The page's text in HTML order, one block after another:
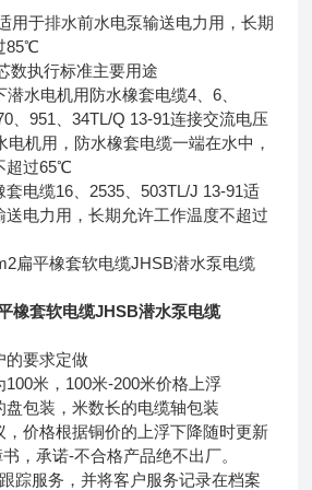
用于排水前水电泵输送电力用，长期
85℃
数执行标准主要用途
水电机用防水橡套电缆4、6、
、951、34TL/Q 13-91连接交流电压
电机用，防水橡套电缆一端在水中，
超过65℃
电缆16、2535、503TL/J 13-91适
送电力用，长期允许工作温度不超过
橡套软电缆JHSB潜水泵电缆
的要求定做
米，100米-200米价格上浮
盘包装，米数长的电缆轴包装
，价格根据铜价的上浮下降随时更新
，承诺-不合格产品绝不出厂。
踪服务，并将客户服务记录在档案